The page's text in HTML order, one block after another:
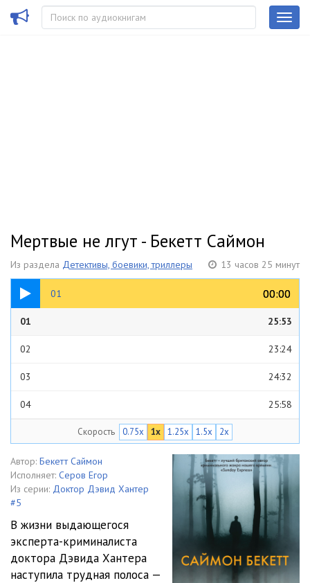
Мертвые не лгут - Бекетт Саймон
Из раздела Детективы, боевики, триллеры 13 часов 25 минут
01 00:00
00:00
25:53
01 25:53
02 23:24
03 24:32
04 25:58
06 24:21
07 27:09
17:45
09
10 24:39
Скорость 0.75x 1x 1.25x 1.5x 2x
Автор: Бекетт Саймон
Исполняет: Серов Егор
Из серии: Доктор Дэвид Хантер
#5
В жизни выдающегося
эксперта-криминалиста
доктора Дэвида Хантера
наступила трудная полоса —